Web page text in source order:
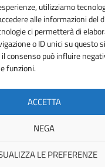
utilizziamo
alle informazioni del
ci permetterà di
o ID unici su questo
consenso può influire
funzioni.
ACCETTA
NEGA
LE PREFERENZE